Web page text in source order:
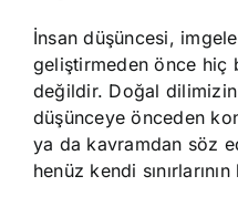
İnsan düşüncesi,
geliştirmeden önce hiç
değildir. Doğal dilimizin
düşünceye önceden
ya da kavramdan söz
henüz kendi